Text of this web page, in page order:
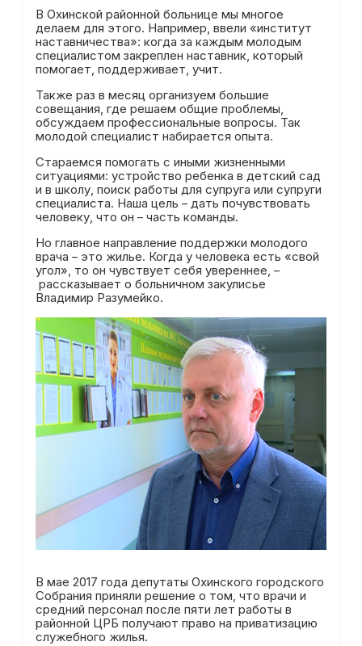
В Охинской районной больнице мы многое
делаем для этого. Например, ввели «институт
наставничества»: когда за каждым молодым
специалистом закреплен наставник, который
помогает, поддерживает, учит.
Также раз в месяц организуем большие
совещания, где решаем общие проблемы,
обсуждаем профессиональные вопросы. Так
молодой специалист набирается опыта.
Стараемся помогать с иными жизненными
ситуациями: устройство ребенка в детский сад
и в школу, поиск работы для супруга или супруги
специалиста. Наша цель – дать почувствовать
человеку, что он – часть команды.
Но главное направление поддержки молодого
врача – это жилье. Когда у человека есть «свой
угол», то он чувствует себя увереннее, –
рассказывает о больничном закулисье
Владимир Разумейко.
В мае 2017 года депутаты Охинского городского
Собрания приняли решение о том, что врачи и
средний персонал после пяти лет работы в
районной ЦРБ получают право на приватизацию
служебного жилья.